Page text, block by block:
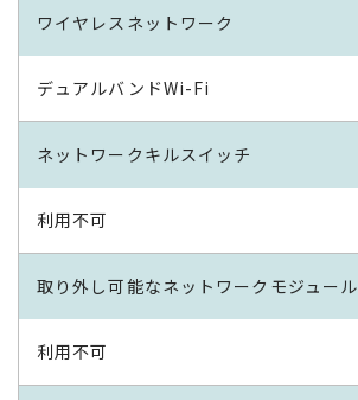
ワイヤレスネットワーク
デュアルバンドWi-Fi
ネットワークキルスイッチ
利用不可
取り外し可能なネットワークモジュール
利用不可